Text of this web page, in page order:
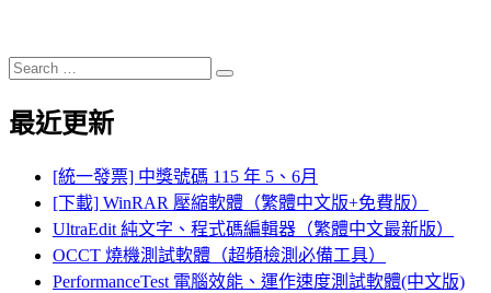
Search
for:
Search
最近更新
[統一發票] 中獎號碼 115 年 5、6月
[下載] WinRAR 壓縮軟體（繁體中文版+免費版）
UltraEdit 純文字、程式碼編輯器（繁體中文最新版）
OCCT 燒機測試軟體（超頻檢測必備工具）
PerformanceTest 電腦效能、運作速度測試軟體(中文版)